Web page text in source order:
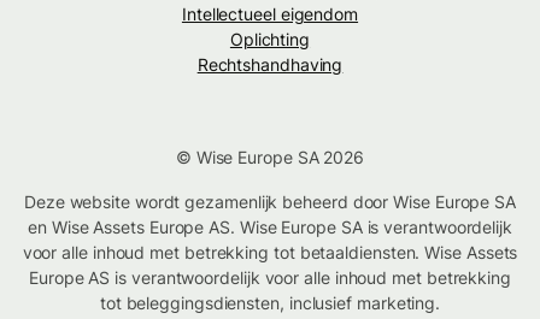
Intellectueel eigendom
Oplichting
Rechtshandhaving
© Wise Europe SA 2026
Deze website wordt gezamenlijk beheerd door Wise Europe SA
en Wise Assets Europe AS. Wise Europe SA is verantwoordelijk
voor alle inhoud met betrekking tot betaaldiensten. Wise Assets
Europe AS is verantwoordelijk voor alle inhoud met betrekking
tot beleggingsdiensten, inclusief marketing.